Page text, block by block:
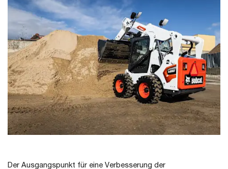
Der Ausgangspunkt für eine Verbesserung der